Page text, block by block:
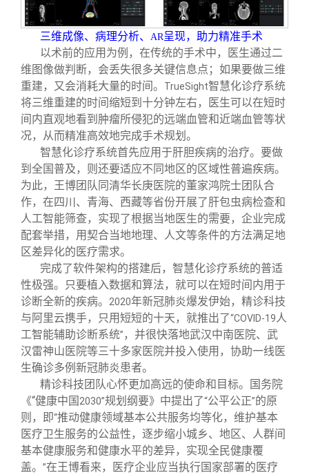
三维成像、病理分析、 AR呈现，助力精准手术
以术前的应用为例，在传统的手术中，医生通过二
维图像做判断，会丢失很多关键信息点；如果要做三维
重建，又会消耗大量的时间。
TrueSight智慧化诊疗系统
将三维重建的时间缩短到十分钟左右，医生可以在短时
间内直观地看到肿瘤所侵犯的远端血管和近端血管等状
况，从而精准高效地完成手术规划。
智慧化诊疗系统首先应用于肝胆疾病的治疗。要做
到全国普及，则还要适应不同地区的区域性普遍疾病。
为此，王博团队同清华长庚医院的董家鸿院士团队合
作，在四川、青海、西藏等省份开展了肝包虫病检查和
人工智能筛查，实现了根据当地医生的需要，企业完成
配套举措，用契合当地地理、人文等条件的方法满足地
区差异化的医疗需求。
完成了软件架构的搭建后，智慧化诊疗系统的普适
性极强。只要植入数据和算法，就可以在短时间内用于
诊断全新的疾病。
2020年新冠肺炎爆发伊始，精诊科技
与阿里云携手，只用短短的十天，就推出了“COVID-19人
工智能辅助诊断系统” ，并很快落地武汉中南医院、武
汉雷神山医院等三十多家医院并投入使用，协助一线医
生确诊多例新冠肺炎患者。
精诊科技团队心怀更加高远的使命和目标。国务院
《“健康中国2030”规划纲要》中提出了“公平公正”的原
则，即“推动健康领域基本公共服务均等化，维护基本
医疗卫生服务的公益性，逐步缩小城乡、地区、人群间
基本健康服务和健康水平的差异，实现全民健康覆
盖。 ”在王博看来，医疗企业应当执行国家部署的医疗